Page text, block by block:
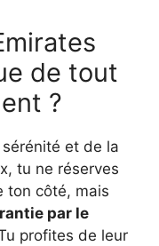
de tout
?
et de la
tu ne réserves
ton côté, mais
par le
profites de leur